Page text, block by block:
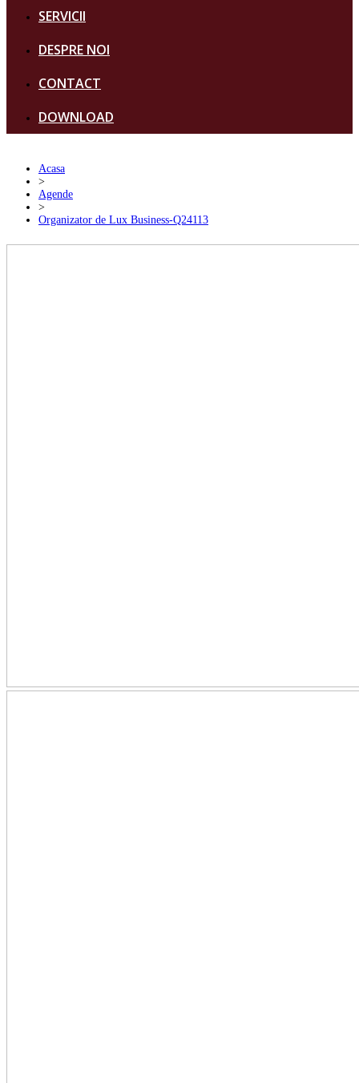
SERVICII
DESPRE NOI
CONTACT
DOWNLOAD
Acasa
>
Agende
>
Organizator de Lux Business-Q24113